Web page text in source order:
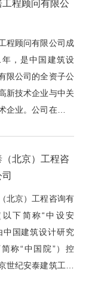
工程顾问有限公
程顾问有限公司成
年，是中国建筑设
限公司的全资子公
新技术企业与中关
企业。公司在人居
品质整体房屋”。
创新为引擎，强
人为本的理念，形
筑、适老化建筑、
绿色评估等多个特
调环境可持续发展
有绿色低碳、工业
（北京）工程咨
北京）工程咨询有
以下简称“中设安
中国建筑设计研究
称“中国院”）控
世纪安泰建筑工程